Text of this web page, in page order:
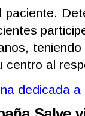
paciente.
centro al
dedicada